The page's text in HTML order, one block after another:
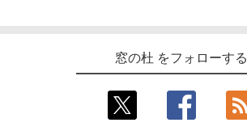
窓の杜 をフォローする